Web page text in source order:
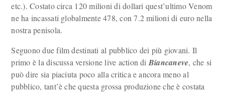
etc.). Costato circa 120 milioni di dollari quest’ultimo Venom
ne ha incassati globalmente 478, con 7.2 milioni di euro nella
nostra penisola.
Seguono due film destinati al pubblico dei più giovani. Il
primo è la discussa versione live action di Biancaneve, che si
può dire sia piaciuta poco alla critica e ancora meno al
pubblico, tant’è che questa grossa produzione che è costata